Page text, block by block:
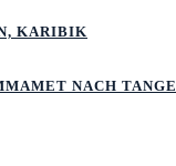
KARIBIK
NACH